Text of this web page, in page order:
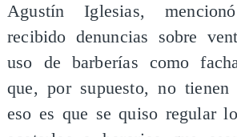
Agustín Iglesias,
recibido denuncias sobre
uso de barberías como
que, por supuesto, no
eso es que se quiso regular